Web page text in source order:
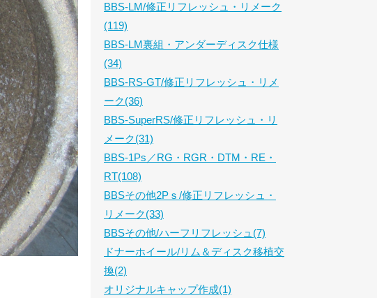
BBS-LM/修正リフレッシュ・リメーク
(119)
BBS-LM裏組・アンダーディスク仕様
(34)
BBS-RS-GT/修正リフレッシュ・リメ
ーク(36)
BBS-SuperRS/修正リフレッシュ・リ
メーク(31)
BBS-1Ps／RG・RGR・DTM・RE・
RT(108)
BBSその他2Pｓ/修正リフレッシュ・
リメーク(33)
BBSその他/ハーフリフレッシュ(7)
ドナーホイール/リム＆ディスク移植交
換(2)
オリジナルキャップ作成(1)